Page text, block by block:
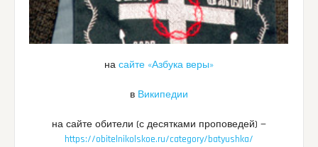
на сайте «Азбука веры»
в Википедии
на сайте обители (с десятками проповедей) —
https://obitelnikolskoe.ru/category/batyushka/